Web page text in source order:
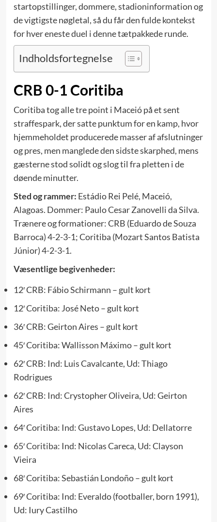
startopstillinger, dommere, stadioninformation og
de vigtigste nøgletal, så du får den fulde kontekst
for hver eneste duel i denne tætpakkede runde.
Indholdsfortegnelse
CRB 0-1 Coritiba
Coritiba tog alle tre point i Maceió på et sent
straffespark, der satte punktum for en kamp, hvor
hjemmeholdet producerede masser af afslutninger
og pres, men manglede den sidste skarphed, mens
gæsterne stod solidt og slog til fra pletten i de
døende minutter.
Sted og rammer: Estádio Rei Pelé, Maceió,
Alagoas. Dommer: Paulo Cesar Zanovelli da Silva.
Trænere og formationer: CRB (Eduardo de Souza
Barroca) 4-2-3-1; Coritiba (Mozart Santos Batista
Júnior) 4-2-3-1.
Væsentlige begivenheder:
12′ CRB: Fábio Schirmann – gult kort
12′ Coritiba: José Neto – gult kort
36′ CRB: Geirton Aires – gult kort
45′ Coritiba: Wallisson Máximo – gult kort
62′ CRB: Ind: Luis Cavalcante, Ud: Thiago
Rodrigues
62′ CRB: Ind: Crystopher Oliveira, Ud: Geirton
Aires
64′ Coritiba: Ind: Gustavo Lopes, Ud: Dellatorre
65′Coritiba: Ind: Nicolas Careca, Ud: Clayson
Vieira
68′ Coritiba: Sebastián Londoño – gult kort
69′ Coritiba: Ind: Everaldo (footballer, born 1991),
Ud: Iury Castilho